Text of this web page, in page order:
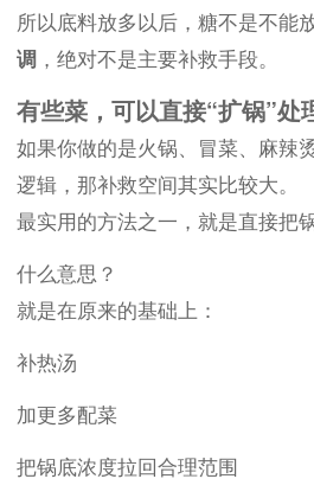
所以底料放多以后，糖不是不能
调 ，绝对不是主要补救手段。
有些菜，可以直接“扩锅”处
如果你做的是火锅、冒菜、麻辣
逻辑，那补救空间其实比较大。
最实用的方法之一，就是直接把锅
什么意思？
就是在原来的基础上：
补热汤
加更多配菜
把锅底浓度拉回合理范围